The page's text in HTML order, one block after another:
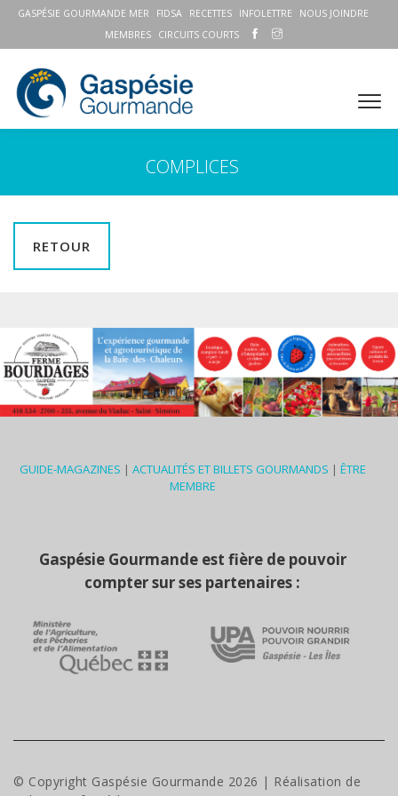
GASPÉSIE GOURMANDE MER FIDSA RECETTES INFOLETTRE
NOUS JOINDRE
MEMBRES
CIRCUITS COURTS
COMPLICES
RETOUR
GUIDE-MAGAZINES | ACTUALITÉS ET BILLETS GOURMANDS | ÊTRE
MEMBRE
Gaspésie Gourmande est fière de pouvoir
compter sur ses partenaires :
© Copyright Gaspésie Gourmande 2026 | Réalisation de